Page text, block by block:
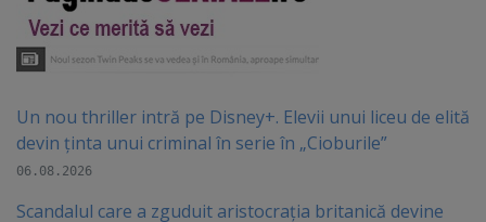
Un nou thriller intră pe Disney+. Elevii unui liceu de elită
devin ținta unui criminal în serie în „Cioburile”
06.08.2026
Scandalul care a zguduit aristocrația britanică devine